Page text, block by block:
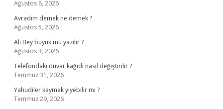
Ağustos 6, 2026
Avradım demek ne demek ?
Ağustos 5, 2026
Ali Bey büyük mü yazılır ?
Ağustos 3, 2026
Telefondaki duvar kağıdı nasıl değiştirilir ?
Temmuz 31, 2026
Yahudiler kaymak yiyebilir mi ?
Temmuz 29, 2026